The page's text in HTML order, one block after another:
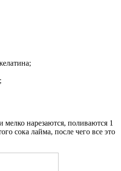
нарезаются, поливаются 1
сока лайма, после чего все это